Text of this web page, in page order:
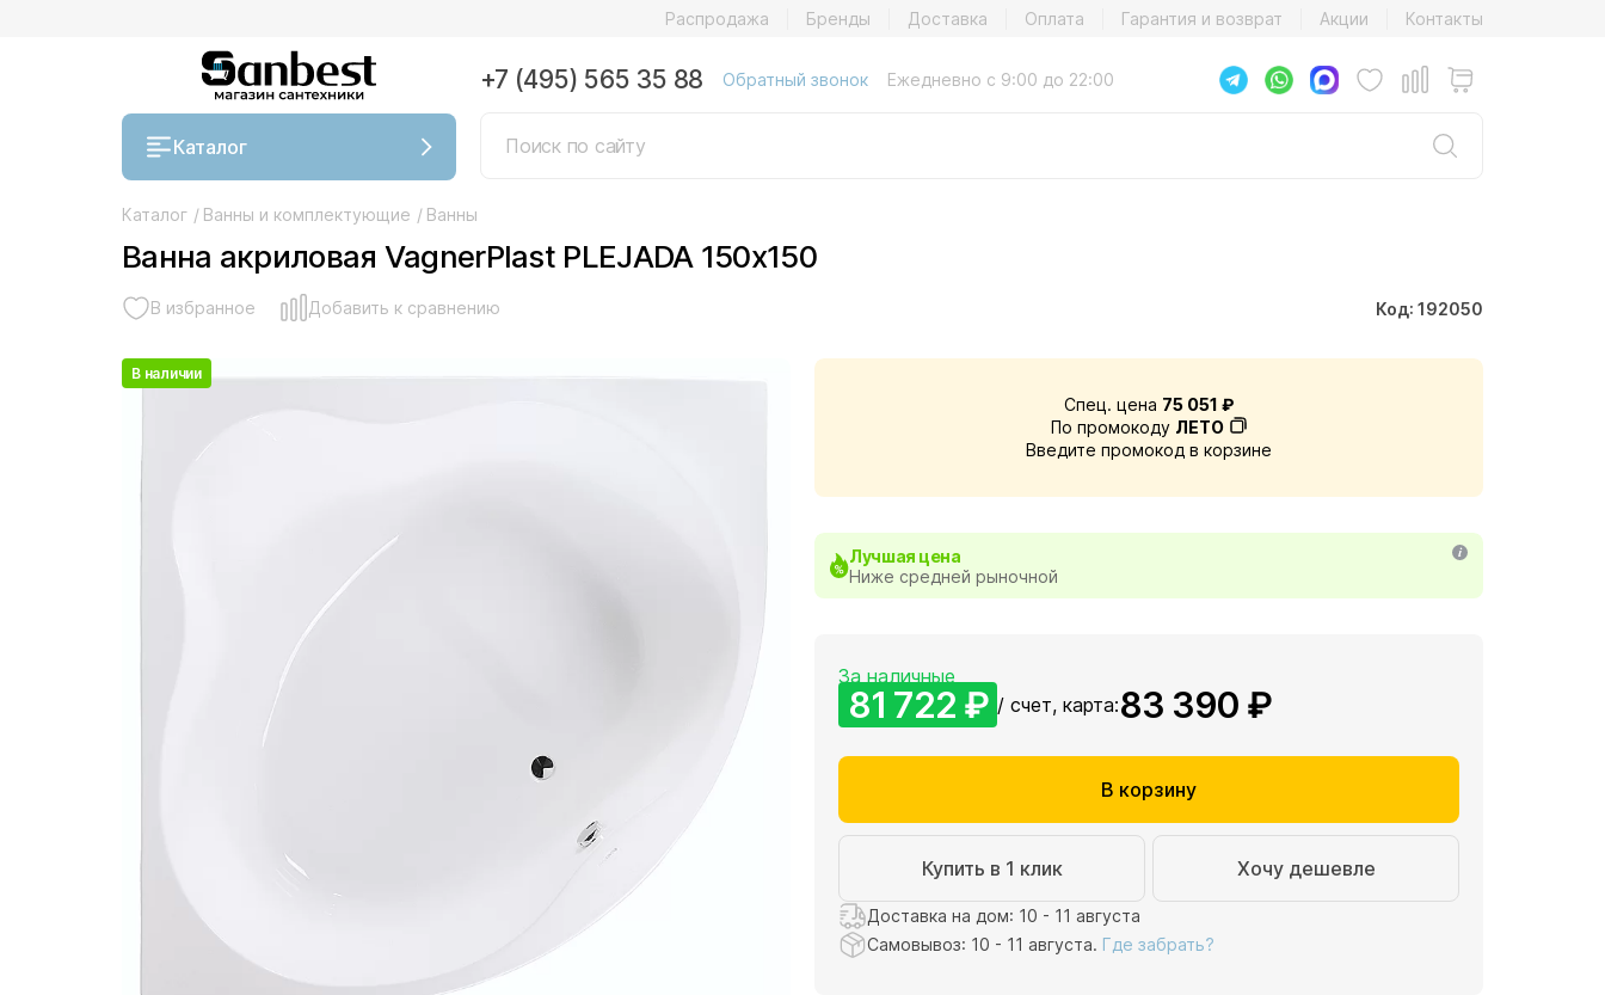
Распродажа Бренды Доставка Оплата Гарантия и возврат Акции Контакты
Каталог
+7 (495) 565 35 88 Обратный звонок Ежедневно с 9:00 до 22:00
Каталог / Ванны и комплектующие / Ванны
Ванна акриловая VagnerPlast PLEJADA 150x150
В избранное Добавить к сравнению Код: 192050
В наличии
Спец. цена 75 051 ₽
По промокоду ЛЕТО
Введите промокод в корзине
Лучшая цена
Ниже средней рыночной
За наличные
81 722 ₽ / счет, карта:83 390 ₽
В корзину
Купить в 1 клик Хочу дешевле
Доставка на дом: 10 - 11 августа
Самовывоз: 10 - 11 августа. Где забрать?